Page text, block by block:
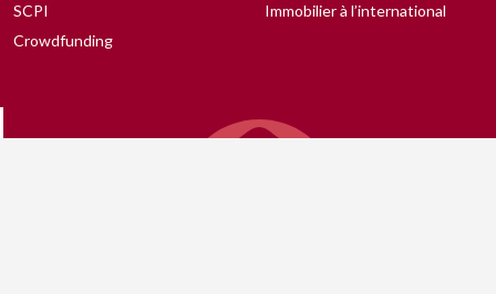
SCPI
Crowdfunding
Immobilier à l’international